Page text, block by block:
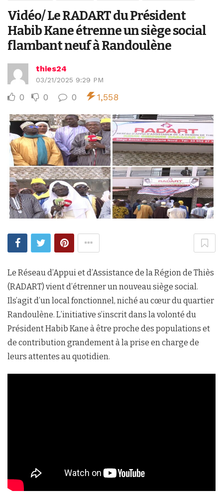
Vidéo/ Le RADART du Président
Habib Kane étrenne un siège social
flambant neuf à Randoulène
thies24
03/21/2025 9:29 PM
0 0 0 1,558
Le Réseau d’Appui et d’Assistance de la Région de Thiès
(RADART) vient d’étrenner un nouveau siège social.
Ils’agit d’un local fonctionnel, niché au cœur du quartier
Randoulène. L’initiative s’inscrit dans la volonté du
Président Habib Kane à être proche des populations et
de contribution grandement à la prise en charge de
leurs attentes au quotidien.